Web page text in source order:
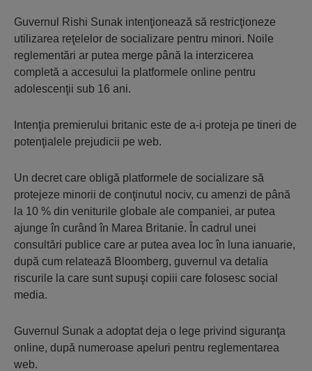
Guvernul Rishi Sunak intenţionează să restricţioneze
utilizarea reţelelor de socializare pentru minori. Noile
reglementări ar putea merge până la interzicerea
completă a accesului la platformele online pentru
adolescenţii sub 16 ani.
Intenţia premierului britanic este de a-i proteja pe tineri de
potenţialele prejudicii pe web.
Un decret care obligă platformele de socializare să
protejeze minorii de conţinutul nociv, cu amenzi de până
la 10 % din veniturile globale ale companiei, ar putea
ajunge în curând în Marea Britanie. În cadrul unei
consultări publice care ar putea avea loc în luna ianuarie,
după cum relatează Bloomberg, guvernul va detalia
riscurile la care sunt supuşi copiii care folosesc social
media.
Guvernul Sunak a adoptat deja o lege privind siguranţa
online, după numeroase apeluri pentru reglementarea
web.